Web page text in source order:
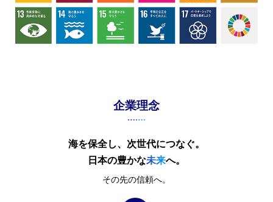
企業理念
海を保全し、次世代につなぐ。
日本の豊かな未来へ。
その先の信頼へ。